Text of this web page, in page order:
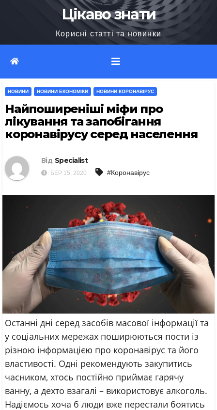
Цікаво знати
Корисні статті та новинки
НОВИНИ НОВИНИ ЕКОНОМІКИ НОВИНИ КОРОНАВІРУС
Найпоширеніші міфи про
лікування та запобігання
коронавірусу серед населення
Від Specialist
БЕР 15, 2020 #Коронавірус
Останні дні серед засобів масової інформації та
у соціальних мережах поширюються пости із
різною інформацією про коронавірус та його
властивості. Одні рекомендують закупитись
часником, хтось постійно приймає гарячу
ванну, а дехто взагалі – використовує алкоголь.
Надіємось хоча б люди вже перестали боятись